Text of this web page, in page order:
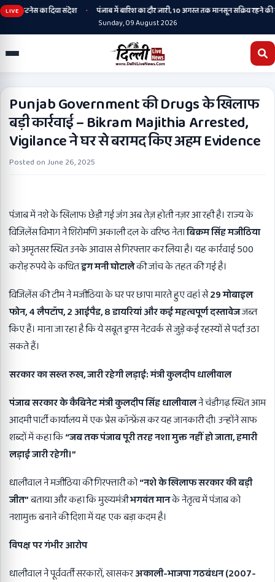
LIVE
फिटनेस का दिया संदेश •
पंजाब में बारिश का दौर जारी, 10 अगस्त तक मानसून सक्रिय रहने की
Sunday, 09 August 2026
Punjab Government की Drugs के खिलाफ
बड़ी कार्रवाई – Bikram Majithia Arrested,
Vigilance ने घर से बरामद किए अहम Evidence
Posted onJune 26, 2025
पंजाब में नशे के खिलाफ छेड़ी गई जंग अब तेज़ होती नज़र आ रही है। राज्य के
विजिलेंस विभाग ने शिरोमणि अकाली दल के वरिष्ठ नेताबिक्रम सिंह मजीठिया
को अमृतसर स्थित उनके आवास से गिरफ्तार कर लिया है। यह कार्रवाई 500
करोड़ रुपये के कथितड्रग मनी घोटालेकी जांच के तहत की गई है।
विजिलेंस की टीम ने मजीठिया के घर पर छापा मारते हुए वहां से29मोबाइल
फोन, 4लैपटॉप, 2 आईपैड, 8डायरियां और कई महत्वपूर्ण दस्तावेजजब्त
किए हैं। माना जा रहा है कि ये सबूत ड्रग्स नेटवर्क से जुड़े कई रहस्यों से पर्दा उठा
सकते हैं।
सरकार का सख्त रुख,जारी रहेगी लड़ाई: मंत्री कुलदीप धालीवाल
पंजाब सरकार के कैबिनेट मंत्री कुलदीप सिंह धालीवालने चंडीगढ़ स्थित आम
आदमी पार्टी कार्यालय में एक प्रेस कॉन्फ्रेंस कर यह जानकारी दी। उन्होंने साफ
शब्दों में कहा कि“जब तक पंजाब पूरी तरह नशा मुक्त नहीं हो जाता,हमारी
लड़ाई जारी रहेगी।”
धालीवाल ने मजीठिया की गिरफ्तारी को“नशे के खिलाफ सरकार की बड़ी
जीत”बताया और कहा कि मुख्यमंत्रीभगवंत मानके नेतृत्व में पंजाब को
नशामुक्त बनाने की दिशा में यह एक बड़ा कदम है।
विपक्ष पर गंभीर आरोप
धालीवाल ने पूर्ववर्ती सरकारों, खासकरअकाली-भाजपा गठबंधन (2007-